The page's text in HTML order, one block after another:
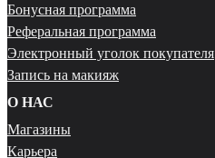
Бонусная программа
Реферальная программа
Электронный уголок покупателя
Запись на макияж
О НАС
Магазины
Карьера